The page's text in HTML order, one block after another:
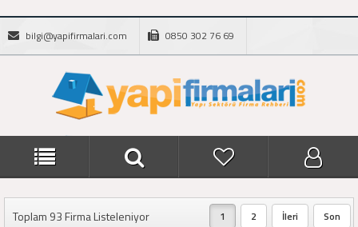
bilgi@yapifirmalari.com 0850 302 76 69
Toplam 93 Firma Listeleniyor 1 2 İleri Son